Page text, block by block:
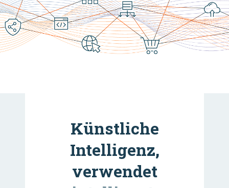
Künstliche
Intelligenz,
verwendet